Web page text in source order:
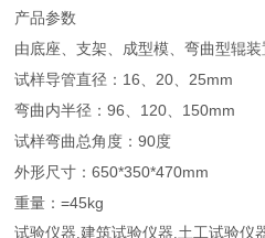
产品参数
由底座、支架、成型模、弯曲型辊
试样导管直径：16、20、25mm
弯曲内半径：96、120、150mm
试样弯曲总角度：90度
外形尺寸：650*350*470mm
重量：=45kg
试验仪器,建筑试验仪器,土工试验仪